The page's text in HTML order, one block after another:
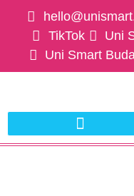
TikTok
Uni
Uni Smart